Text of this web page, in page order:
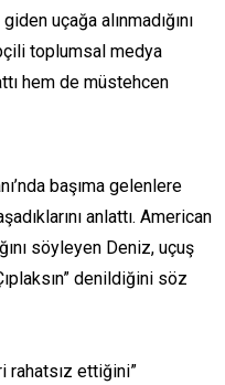
uçağa alınmadığını
toplumsal medya
hem de müstehcen
başıma gelenlere
anlattı. American
söyleyen Deniz, uçuş
denildiğini söz
rahatsız ettiğini”